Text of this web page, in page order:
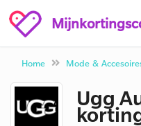
Home Mode &
Ugg